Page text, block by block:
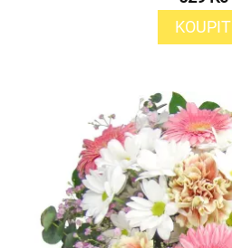
KOUPIT